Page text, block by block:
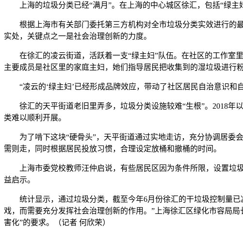
上海的垃圾分类已经“满月”。在上海的中心城区徐汇，包括“绿主
根据上海市有关部门委托第三方机构对全市垃圾分类实效进行的最
实处，关键点之一是社会治理创新的力度。
在徐汇的凌云街道，活跃着一支“绿主妇”队伍。在社区的工作室里
主要成员是社区里的家庭主妇，她们指导居民把收集到的湿垃圾进行
“凌云的‘绿主妇’已经形成品牌效应，带动了社区居民自治意识和
徐汇的天平街道老旧里弄多，垃圾分类设施较难“生根”。2018年
类难以顺利开展。
为了啃下这块“硬骨头”，天平街道通过实地走访，充分协调居委
需则走，同时根据居民投放习惯，合理设定放桶和撤桶的时间。
上海市委党校教师汪仲启说，有些居民区因为条件所限，设置垃圾
益启示。
统计显示，通过垃圾分类，截至今年6月份徐汇的干垃圾控制量已
戏，而需要充分发挥社会治理创新的作用。”上海徐汇区绿化市容局
害化”的要求。（记者 何欣荣）